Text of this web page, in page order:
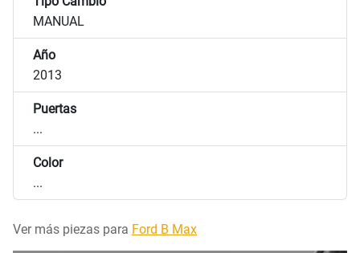
MANUAL
Año
2013
Puertas
...
Color
...
Ver más piezas para Ford B Max